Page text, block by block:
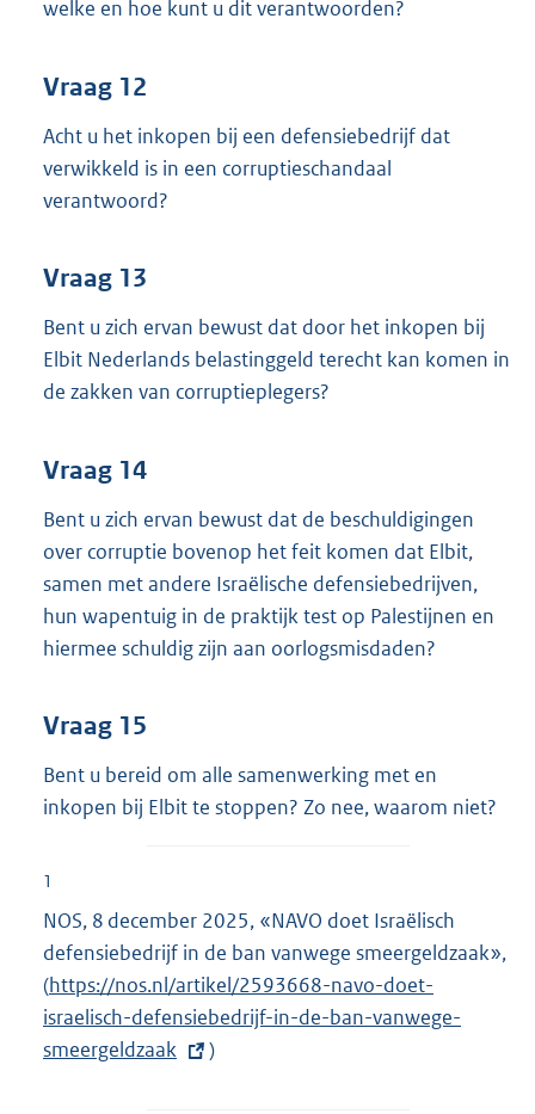
welke en hoe kunt u dit verantwoorden?
Vraag 12
Acht u het inkopen bij een defensiebedrijf dat
verwikkeld is in een corruptieschandaal
verantwoord?
Vraag 13
Bent u zich ervan bewust dat door het inkopen bij
Elbit Nederlands belastinggeld terecht kan komen in
de zakken van corruptieplegers?
Vraag 14
Bent u zich ervan bewust dat de beschuldigingen
over corruptie bovenop het feit komen dat Elbit,
samen met andere Israëlische defensiebedrijven,
hun wapentuig in de praktijk test op Palestijnen en
hiermee schuldig zijn aan oorlogsmisdaden?
Vraag 15
Bent u bereid om alle samenwerking met en
inkopen bij Elbit te stoppen? Zo nee, waarom niet?
1
NOS, 8 december 2025, «NAVO doet Israëlisch
defensiebedrijf in de ban vanwege smeergeldzaak»,
(E
x
t
https://nos.nl/artikel/2593668-navo-doet-
israelisch-defensiebedrijf-in-de-ban-vanwege-
smeergeldzaak
)